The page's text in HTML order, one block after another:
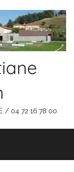
/ 04 72 16 78 00